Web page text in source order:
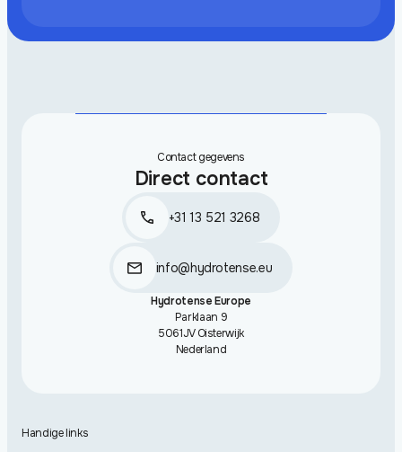
Contact gegevens
Direct contact
+31 13 521 3268
info@hydrotense.eu
Hydrotense Europe
Parklaan 9
5061JV Oisterwijk
Nederland
Handige links